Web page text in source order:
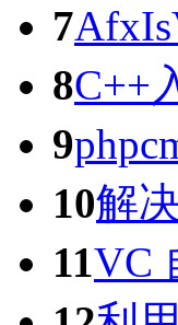
7
8C++
9
10解
11VC